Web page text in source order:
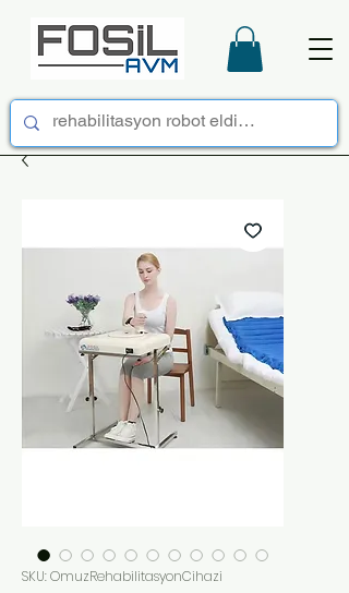
SKU: OmuzRehabilitasyonCihazi